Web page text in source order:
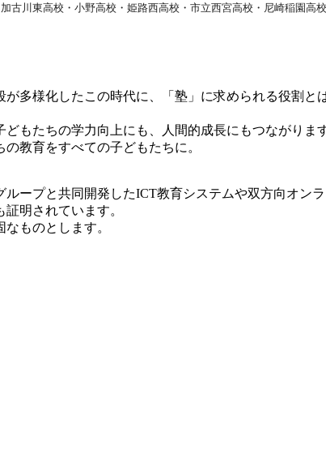
古川東高校・ 小野高校・姫路西高校・市立西宮高校・尼崎稲園高
多様化したこの時代に、「塾」に求められる役割とは
もたちの学力向上にも、人間的成長にもつながります
教育をすべての子どもたちに。
ープと共同開発したICT教育システムや双方向オン
明されています。
ものとします。